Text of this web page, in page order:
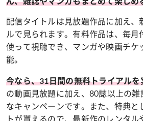
配信タイトルは見放題作品に加え、
ルで見られます。有料作品は、毎月
使って視聴でき、マンガや映画チケ
能。
今なら、31日間の無料トライアルを
の動画見放題に加え、80誌以上の
なキャンペーンです。また、特典と